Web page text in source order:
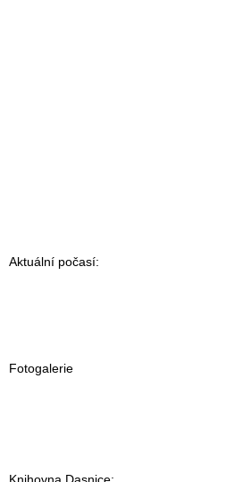
Aktuální počasí:
Fotogalerie